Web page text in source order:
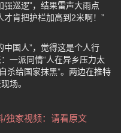
巡逻”，结果雷声大雨点
才肯把护栏加高到2米啊！”
中国人”，觉得这是个人行
一派同情“人在异乡压力太
杀给国家抹黑”。两边在推特
场。
/独家视频：请看原文